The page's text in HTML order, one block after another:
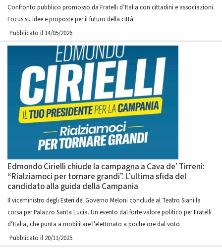
Confronto pubblico promosso da Fratelli d’Italia con cittadini e associazioni.
Focus su idee e proposte per il futuro della città
Pubblicato il 14/05/2026
Edmondo Cirielli chiude la campagna a Cava de’ Tirreni:
“Rialziamoci per tornare grandi”. L’ultima sfida del
candidato alla guida della Campania
Il viceministro degli Esteri del Governo Meloni conclude al Teatro Siani la
corsa per Palazzo Santa Lucia. Un evento dal forte valore politico per Fratelli
d’Italia, che punta a mobilitare l’elettorato a poche ore dal voto
Pubblicato il 20/11/2025